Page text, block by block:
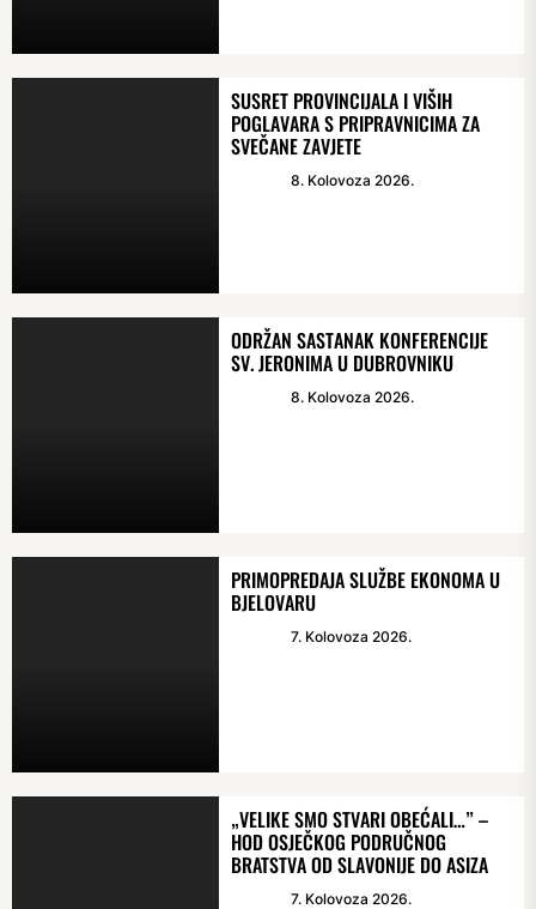
SUSRET PROVINCIJALA I VIŠIH
POGLAVARA S PRIPRAVNICIMA ZA
SVEČANE ZAVJETE
8. Kolovoza 2026.
ODRŽAN SASTANAK KONFERENCIJE
SV. JERONIMA U DUBROVNIKU
8. Kolovoza 2026.
PRIMOPREDAJA SLUŽBE EKONOMA U
BJELOVARU
7. Kolovoza 2026.
„VELIKE SMO STVARI OBEĆALI…” –
HOD OSJEČKOG PODRUČNOG
BRATSTVA OD SLAVONIJE DO ASIZA
7. Kolovoza 2026.